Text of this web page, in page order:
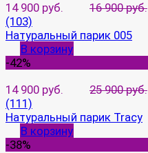
14 900 руб.
16 900 руб.
(103)
Натуральный парик 005
В корзину
-42%
14 900 руб.
25 900 руб.
(111)
Натуральный парик Tracy
В корзину
-38%